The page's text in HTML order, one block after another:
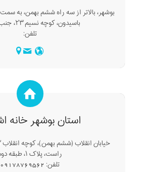
بوشهر، بالاتر از سه راه ششم بهمن، به
باسیدون، کوچه نسیم ۲۳، جنب مسجد
تلفن:
استان بوشهر خانه
راست، پلاک ۱، طبقه دوم
تلفن: 09178769562